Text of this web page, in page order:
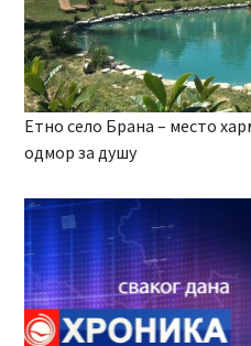
Етно село Брана – место
одмор за душу